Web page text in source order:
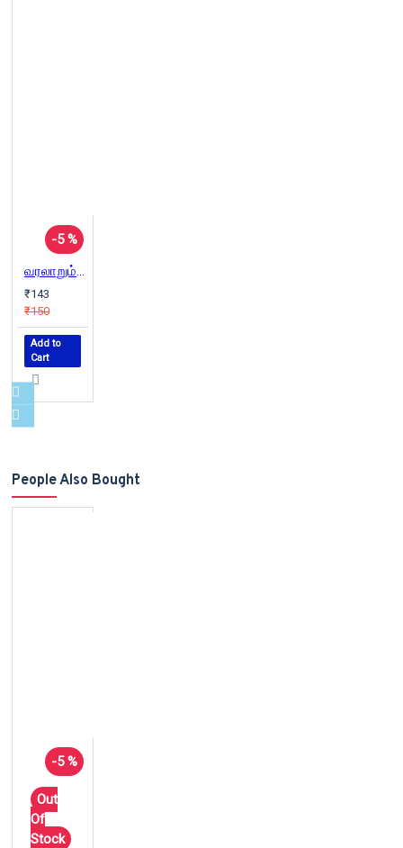
-5 %
வரலாறும் வழக்காறும்
₹143
₹150
Add to
Cart
People Also Bought
-5 %
Out
Of
Stock